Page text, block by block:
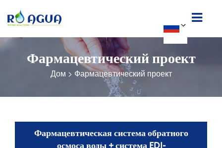
Фармацевтический проект
Дом > Фармацевтический проект
Фармацевтическая система обратного
осмоса воды + система EDI-